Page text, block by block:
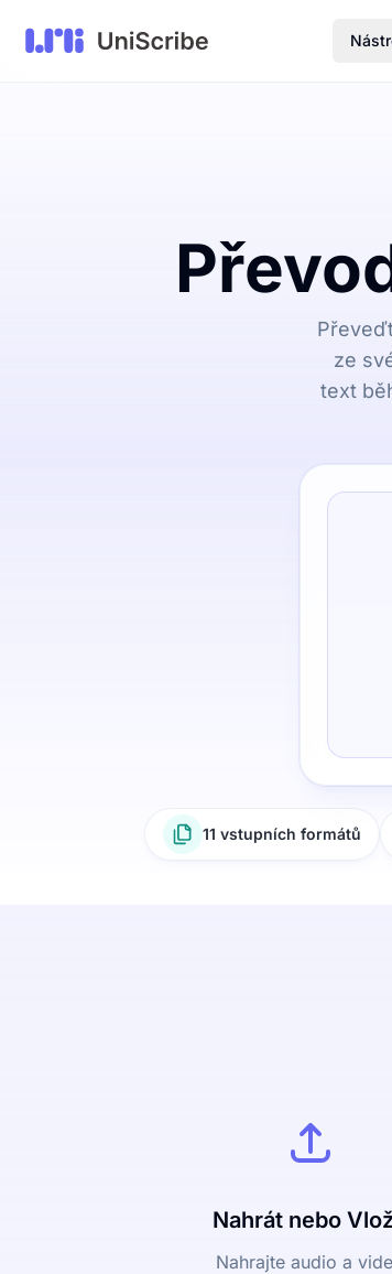
ze
text
11 vstupních formátů
Nahrát nebo
Nahrajte audio a